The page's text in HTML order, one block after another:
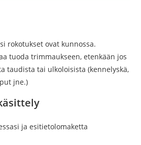
rokotukset ovat kunnossa.
tuoda trimmaukseen, etenkään jos
taudista tai ulkoloisista (kennelyskä,
jne.)
ja esitietolomaketta